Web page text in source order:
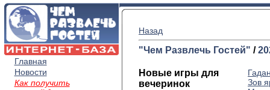
Главная
Новости
Как получить
Назад
"Чем Развлечь Гостей" /
Новые игры для
вечеринок
Зов